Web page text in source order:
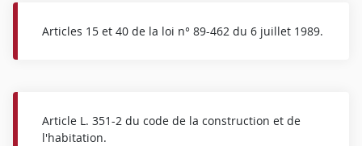
Articles 15 et 40 de la loi n° 89-462 du 6 juillet 1989.
Article L. 351-2 du code de la construction et de
l'habitation.